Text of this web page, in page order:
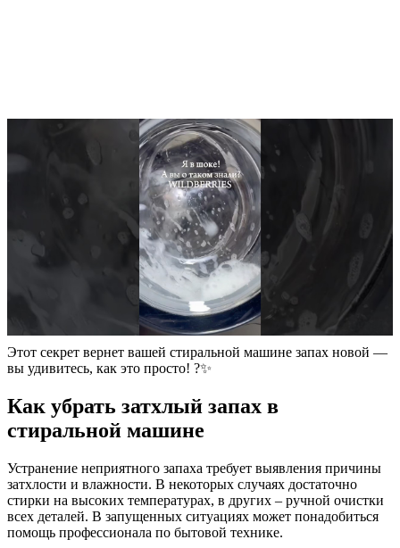
Этот секрет вернет вашей стиральной машине запах новой —
вы удивитесь, как это просто! ?✨
Как убрать затхлый запах в
стиральной машине
Устранение неприятного запаха требует выявления причины
затхлости и влажности. В некоторых случаях достаточно
стирки на высоких температурах, в других – ручной очистки
всех деталей. В запущенных ситуациях может понадобиться
помощь профессионала по бытовой технике.